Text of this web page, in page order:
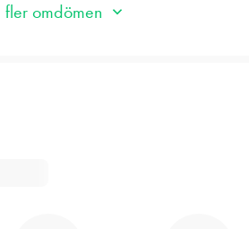
fler omdömen